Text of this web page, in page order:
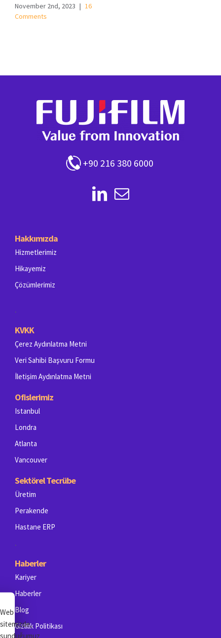
November 2nd, 2023 | 16
Comments
+90 216 380 6000
Hakkımızda
Hizmetlerimiz
Hikayemiz
Çözümlerimiz
.
KVKK
Çerez Aydınlatma Metni
Veri Sahibi Başvuru Formu
İletişim Aydınlatma Metni
Ofislerimiz
Istanbul
Londra
Atlanta
Vancouver
Sektörel Tecrübe
Üretim
Perakende
Hastane ERP
.
Haberler
Kariyer
Haberler
Blog
Gizlilik Politikası
Web
sitemizde,
sunduğumuz